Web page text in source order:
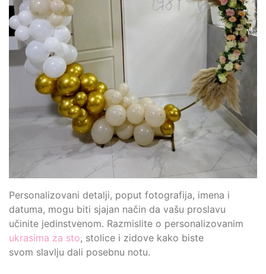
Personalizovani detalji, poput fotografija, imena i
datuma, mogu biti sjajan način da vašu proslavu
učinite jedinstvenom. Razmislite o personalizovanim
ukrasima za sto, stolice i zidove kako biste
svom slavlju dali posebnu notu.